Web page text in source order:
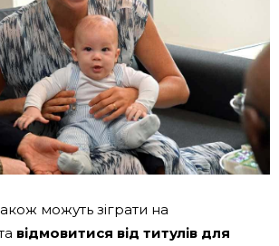
можуть зіграти на
відмовитися від титулів для